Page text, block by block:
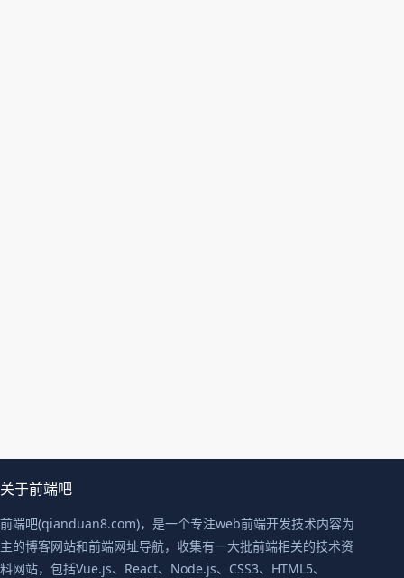
关于前端吧
前端吧(qianduan8.com)，是一个专注web前端开发技术内容为
主的博客网站和前端网址导航，收集有一大批前端相关的技术资
料网站，包括Vue.js、React、Node.js、CSS3、HTML5、